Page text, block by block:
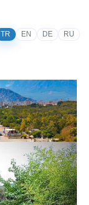
TR EN DE RU